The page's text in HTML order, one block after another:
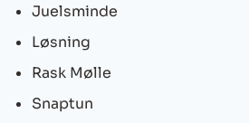
Juelsminde
Løsning
Rask Mølle
Snaptun